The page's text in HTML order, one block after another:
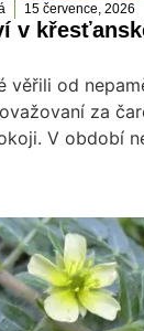
15 července, 2026
v
věřili od
za
V období